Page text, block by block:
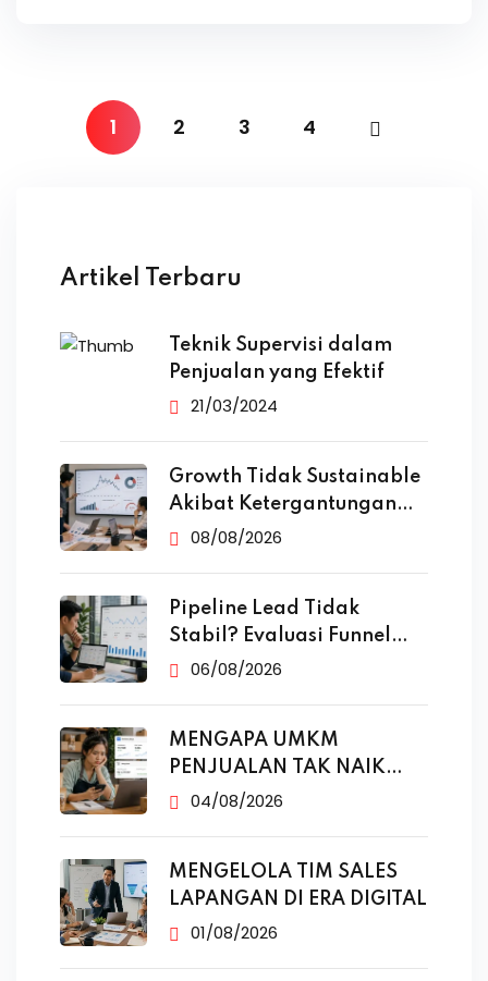
1 2 3 4
Artikel Terbaru
Teknik Supervisi dalam
Penjualan yang Efektif
21/03/2024
Growth Tidak Sustainable
Akibat Ketergantungan
Iklan
08/08/2026
Pipeline Lead Tidak
Stabil? Evaluasi Funnel
Marketing
06/08/2026
MENGAPA UMKM
PENJUALAN TAK NAIK
MESKI SUDAH
04/08/2026
MENGELOLA TIM SALES
LAPANGAN DI ERA DIGITAL
01/08/2026